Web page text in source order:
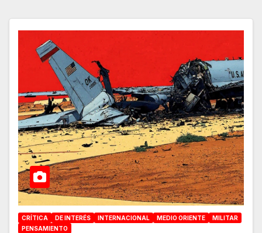
CRÍTICA DE INTERÉS INTERNACIONAL MEDIO ORIENTE
MILITAR
PENSAMIENTO